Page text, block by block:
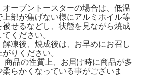
オーブントースターの場合は、低温
上部が焦げない様にアルミホイル等
被せるなどし、状態を見ながら焼成
てください。
解凍後、焼成後は、お早めにお召し
がりください。
商品の性質上、お届け時に商品が多
柔らかくなっている事がございま